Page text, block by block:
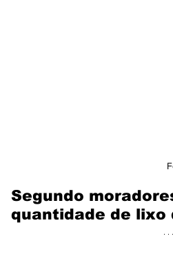
Segundo
quantidade de lixo